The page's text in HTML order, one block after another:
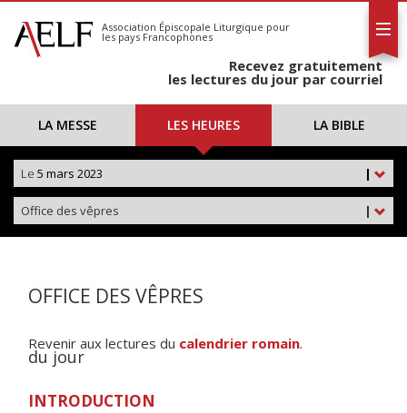
S'abonner
Calendrier
Association Épiscopale Liturgique pour
les pays Francophones
Recevez gratuitement
les lectures du jour par courriel
LA MESSE LES HEURES LA BIBLE
|
Le 5 mars 2023
|
Office des vêpres
OFFICE DES VÊPRES
Revenir aux lectures du calendrier romain.
du jour
INTRODUCTION